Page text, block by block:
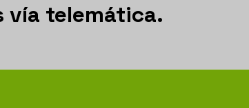
vía telemática.